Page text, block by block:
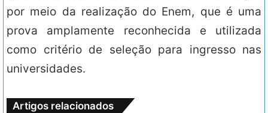
por meio da realização do Enem, que é uma
prova amplamente reconhecida e utilizada
como critério de seleção para ingresso nas
universidades.
Artigos relacionados